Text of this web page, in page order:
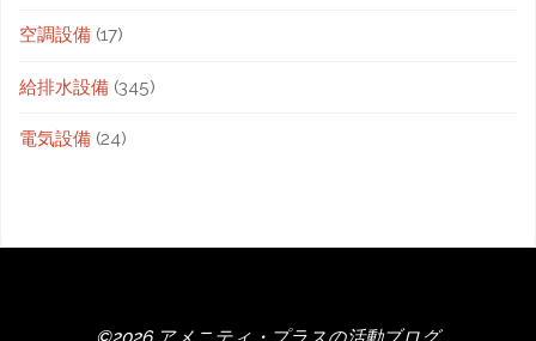
空調設備 (17)
給排水設備 (345)
電気設備 (24)